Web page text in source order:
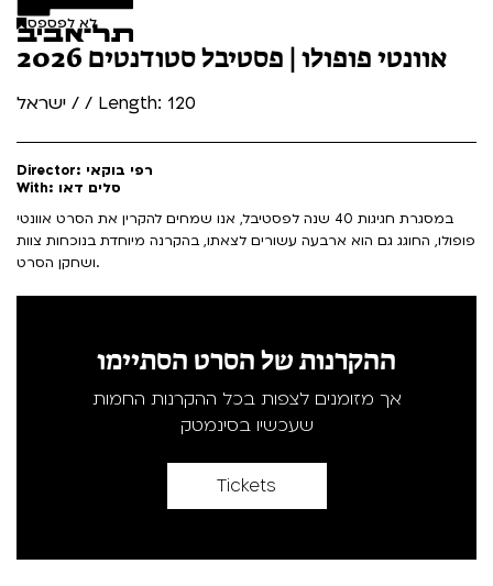
אוונטי פופולו | פסטיבל סטודנטים 2026
ישראל / / Length: 120
לא לפספס
Director: רפי בוקאי
With: סלים דאו
במסגרת חגיגות 40 שנה לפסטיבל, אנו שמחים להקרין את הסרט אוונטי
פופולו, החוגג גם הוא ארבעה עשורים לצאתו, בהקרנה מיוחדת בנוכחות צוות
ושחקן הסרט.
ההקרנות של הסרט הסתיימו
אך מזומנים לצפות בכל ההקרנות החמות
שעכשיו בסינמטק
Tickets